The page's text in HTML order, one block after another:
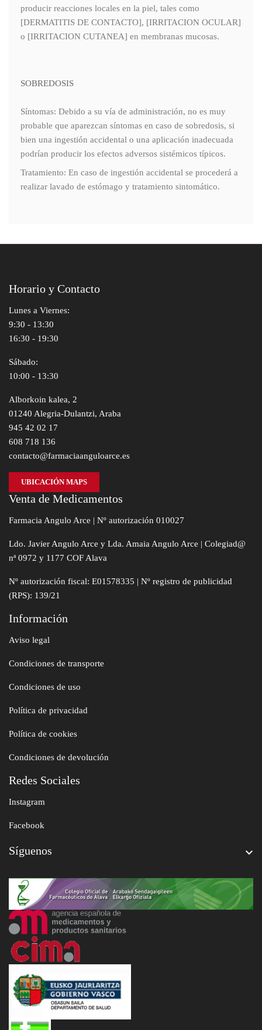
producir reacciones locales en la piel, tales como
[DERMATITIS DE CONTACTO], [IRRITACION OCULAR]
o [IRRITACION CUTANEA] en membranas mucosas.
SOBREDOSIS
Síntomas: Debido a su vía de administración, no es muy
probable que aparezcan síntomas en caso de sobredosis, si
bien una ingestión accidental o una aplicación inadecuada
podrían producir los efectos adversos sistémicos típicos.
Tratamiento: En caso de ingestión accidental se procederá a
realizar lavado de estómago y tratamiento sintomático.
Horario y Contacto
Lunes a Viernes:
9:30 - 13:30
16:30 - 19:30
Sábado:
10:00 - 13:30
Alborkoin kalea, 2
01240 Alegria-Dulantzi, Araba
945 42 02 17
608 718 136
contacto@farmaciaanguloarce.es
UBICACIÓN MAPS
Venta de Medicamentos
Farmacia Angulo Arce | Nº autorización 010027
Ldo. Javier Angulo Arce y Lda. Amaia Angulo Arce | Colegiad@
nª 0972 y 1177 COF Alava
Nº autorización fiscal: E01578335 | Nº registro de publicidad
(RPS): 139/21
Información
Aviso legal
Condiciones de transporte
Condiciones de uso
Política de privacidad
Política de cookies
Condiciones de devolución
Redes Sociales
Instagram
Facebook
Síguenos 